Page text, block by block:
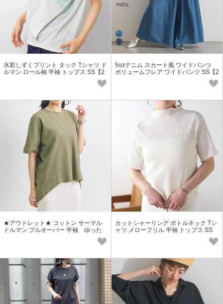
水彩しずくプリント タック Tシャツ ド
ルマン ロール袖 半袖 トップス SS【2
5ozデニム スカート風 ワイドパンツ
ボリュームフレア ワイドパンツ SS【2
★アウトレット★ コットン サーマル
ドルマン プルオーバー 半袖 ゆった
カットシャーリング ボトルネック Tシ
ャツ メローフリル 半袖 トップス SS